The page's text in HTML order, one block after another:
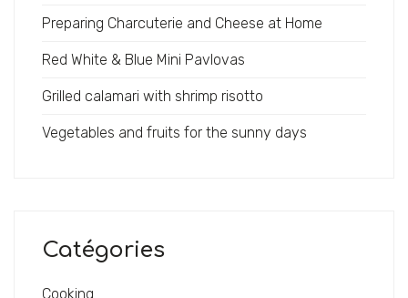
Preparing Charcuterie and Cheese at Home
Red White & Blue Mini Pavlovas
Grilled calamari with shrimp risotto
Vegetables and fruits for the sunny days
Catégories
Cooking
Où sommes-nous ?
Nous serons heureux de vous accueillir et de vous servir
de bons petits plats de Bretagne. Retrouvez-nous au —
17, place des Cordeliers
E-mail:
labigoudenedinan@gmail.com